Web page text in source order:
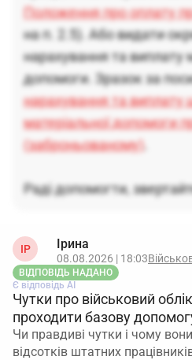
Положення про оплату
на п. 2.5). Або видати
нарахування та виплату
допомоги. Зразок за
нарахування та виплату
матеріальної допомоги
(заброньованому).
Раді допомогти,
ІР Ірина
08.08.2026 | 18:03
ВІДПОВІДЬ НАДАНО
Є відповідь АІ
Чутки про військовий
проходити базову
Чи правдиві чутки і чому
відсотків штатних